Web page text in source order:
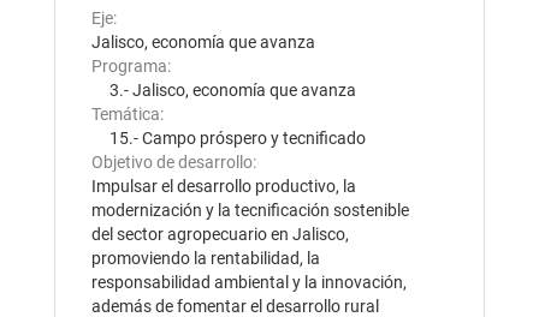
Eje:
Jalisco, economía que avanza
Programa:
3.- Jalisco, economía que avanza
Temática:
15.- Campo próspero y tecnificado
Objetivo de desarrollo:
Impulsar el desarrollo productivo, la
modernización y la tecnificación sostenible
del sector agropecuario en Jalisco,
promoviendo la rentabilidad, la
responsabilidad ambiental y la innovación,
además de fomentar el desarrollo rural